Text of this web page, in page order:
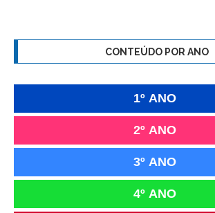
CONTEÚDO POR ANO
1º ANO
2º ANO
3º ANO
4º ANO